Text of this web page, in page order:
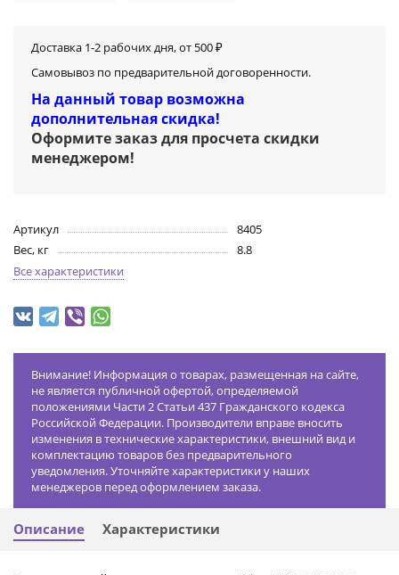
Доставка 1-2 рабочих дня, от 500 ₽
Самовывоз по предварительной договоренности.
На данный товар возможна
дополнительная скидка!
Оформите заказ для просчета скидки
менеджером!
Артикул
8405
Вес, кг
8.8
Все характеристики
Внимание! Информация о товарах, размещенная на сайте,
не является публичной офертой, определяемой
положениями Части 2 Статьи 437 Гражданского кодекса
Российской Федерации. Производители вправе вносить
изменения в технические характеристики, внешний вид и
комплектацию товаров без предварительного
уведомления. Уточняйте характеристики у наших
менеджеров перед оформлением заказа.
Описание Характеристики